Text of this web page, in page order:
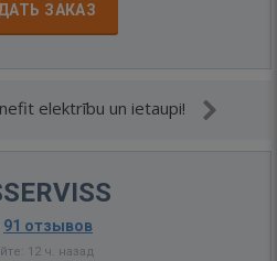
ЗАКАЗ
elektrību un ietaupi!
91 отзывов
12 ч. назад